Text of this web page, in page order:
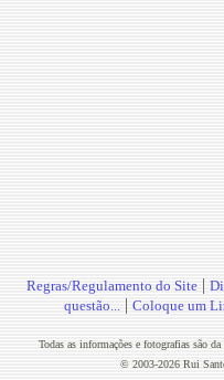
Regras/Regulamento do Site |
questão... | Coloque um
Todas as informações e fotografias são
© 2003-2026 Rui